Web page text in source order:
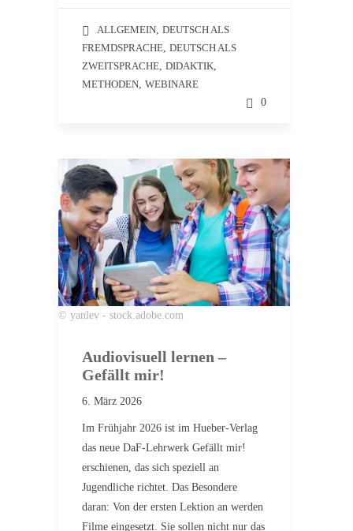
ALLGEMEIN, DEUTSCH ALS
FREMDSPRACHE, DEUTSCH ALS
ZWEITSPRACHE, DIDAKTIK,
METHODEN, WEBINARE
0
© yanlev - stock.adobe.com
Audiovisuell lernen –
Gefällt mir!
6. März 2026
Im Frühjahr 2026 ist im Hueber-Verlag
das neue DaF-Lehrwerk Gefällt mir!
erschienen, das sich speziell an
Jugendliche richtet. Das Besondere
daran: Von der ersten Lektion an werden
Filme eingesetzt. Sie sollen nicht nur das